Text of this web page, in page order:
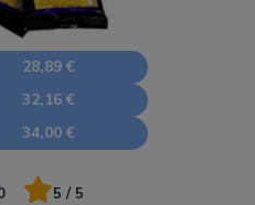
28,89 €
32,16 €
34,00 €
5 / 5